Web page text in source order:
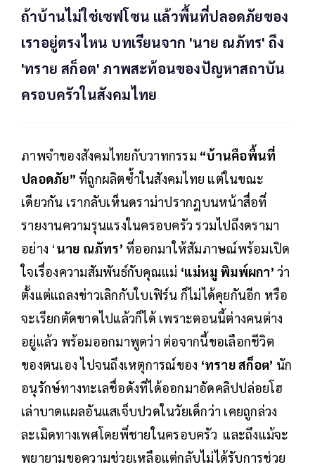
ถ้าบ้านไม่ใช่เซฟโซน แล้วพื้นที่ปลอดภัยของ
เราอยู่ตรงไหน บทเรียนจาก 'นาย ณภัทร' ถึง
'ทราย สก็อต' ภาพสะท้อนของปัญหาสถาบัน
ครอบครัวในสังคมไทย
ภาพจำของสังคมไทยกับวาทกรรม “บ้านคือพื้นที่
ปลอดภัย” ที่ถูกผลิตซ้ำในสังคมไทย แต่ในขณะ
เดียวกัน เรากลับเห็นดราม่าปรากฎบนหน้าสื่อที่
รายงานความรุนแรงในครอบครัว รวมไปถึงดรามา
อย่าง ‘นาย ณภัทร’ ที่ออกมาให้สัมภาษณ์พร้อมเปิด
ใจเรื่องความสัมพันธ์กับคุณแม่ ‘แม่หมู พิมพ์ผกา’ ว่า
ตั้งแต่แถลงข่าวเลิกกับใบเฟิร์น ก็ไม่ได้คุยกันอีก หรือ
จะเรียกตัดขาดไปแล้วก็ได้ เพราะตอนนี้ต่างคนต่าง
อยู่แล้ว พร้อมออกมาพูดว่า ต่อจากนี้ขอเลือกชีวิต
ของตนเอง ไปจนถึงเหตุการณ์ของ ‘ทราย สก็อต’ นัก
อนุรักษ์ทางทะเลชื่อดังที่ได้ออกมาอัดคลิปปล่อยโฮ
เล่าบาดแผลอันแสเจ็บปวดในวัยเด็กว่า เคยถูกล่วง
ละเมิดทางเพศโดยพี่ชายในครอบครัว และถึงแม้จะ
พยายามขอความช่วยเหลือแต่กลับไม่ได้รับการช่วย